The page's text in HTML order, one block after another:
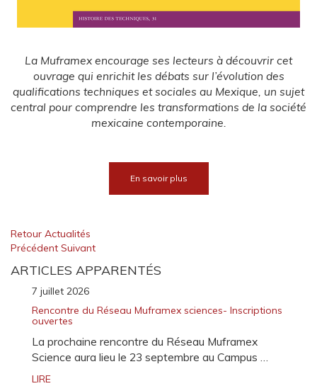
La Muframex encourage ses lecteurs à découvrir cet
ouvrage qui enrichit les débats sur l’évolution des
qualifications techniques et sociales au Mexique, un sujet
central pour comprendre les transformations de la société
mexicaine contemporaine.
En savoir plus
Retour Actualités
Précédent Suivant
ARTICLES APPARENTÉS
7 juillet 2026
Rencontre du Réseau Muframex sciences- Inscriptions
ouvertes
La prochaine rencontre du Réseau Muframex
Science aura lieu le 23 septembre au Campus …
LIRE